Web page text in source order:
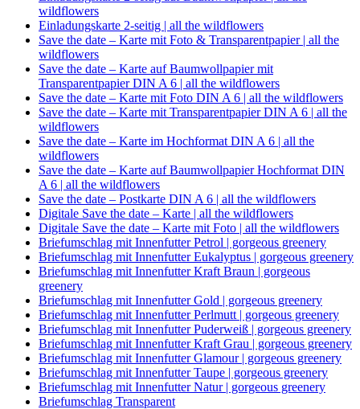
wildflowers
Einladungskarte 2-seitig | all the wildflowers
Save the date – Karte mit Foto & Transparentpapier | all the
wildflowers
Save the date – Karte auf Baumwollpapier mit
Transparentpapier DIN A 6 | all the wildflowers
Save the date – Karte mit Foto DIN A 6 | all the wildflowers
Save the date – Karte mit Transparentpapier DIN A 6 | all the
wildflowers
Save the date – Karte im Hochformat DIN A 6 | all the
wildflowers
Save the date – Karte auf Baumwollpapier Hochformat DIN
A 6 | all the wildflowers
Save the date – Postkarte DIN A 6 | all the wildflowers
Digitale Save the date – Karte | all the wildflowers
Digitale Save the date – Karte mit Foto | all the wildflowers
Briefumschlag mit Innenfutter Petrol | gorgeous greenery
Briefumschlag mit Innenfutter Eukalyptus | gorgeous greenery
Briefumschlag mit Innenfutter Kraft Braun | gorgeous
greenery
Briefumschlag mit Innenfutter Gold | gorgeous greenery
Briefumschlag mit Innenfutter Perlmutt | gorgeous greenery
Briefumschlag mit Innenfutter Puderweiß | gorgeous greenery
Briefumschlag mit Innenfutter Kraft Grau | gorgeous greenery
Briefumschlag mit Innenfutter Glamour | gorgeous greenery
Briefumschlag mit Innenfutter Taupe | gorgeous greenery
Briefumschlag mit Innenfutter Natur | gorgeous greenery
Briefumschlag Transparent